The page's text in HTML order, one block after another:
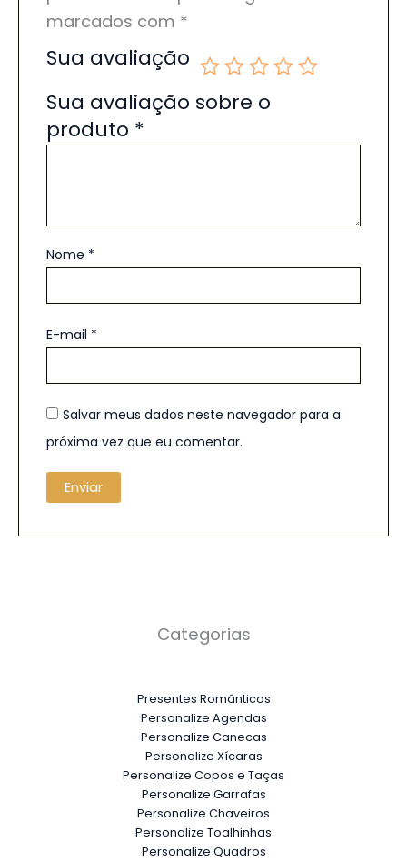
marcados com *
Sua avaliação
Sua avaliação sobre o
produto *
Nome *
E-mail *
Salvar meus dados neste navegador para a
próxima vez que eu comentar.
Categorias
Presentes Românticos
Personalize Agendas
Personalize Canecas
Personalize Xícaras
Personalize Copos e Taças
Personalize Garrafas
Personalize Chaveiros
Personalize Toalhinhas
Personalize Quadros